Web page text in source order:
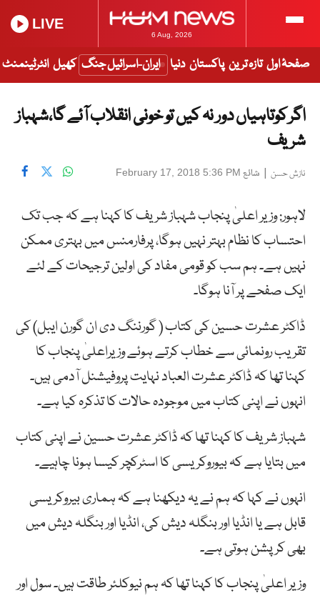
6 Aug, 2026
LIVE
صفحۂ اول تازہ ترین پاکستان دنیا ایران-اسرائیل جنگ کھیل انٹرٹینمنٹ
اگر کوتاہیاں دور نہ کیں تو خونی انقلاب آئے گا،شہباز
شریف
نازش حسن | شائع February 17, 2018 5:36 PM
لاہور: وزیر اعلیٰ پنجاب شہباز شریف کا کہنا ہے کہ جب تک
احتساب کا نظام بہتر نہیں ہوگا، پرفارمنس میں بہتری ممکن
نہیں ہے۔ ہم سب کو قومی مفاد کی اولین ترجیحات کے لئے
ایک صفحے پر آنا ہوگا۔
ڈاکٹر عشرت حسین کی کتاب ( گورننگ دی ان گورن ایبل) کی
تقریب رونمائی سے خطاب کرتے ہوئے وزیراعلیٰ پنجاب کا
کہنا تھا کہ ڈاکٹر عشرت العباد نہایت پروفیشنل آدمی ہیں۔
انہوں نے اپنی کتاب میں موجودہ حالات کا تذکرہ کیا ہے۔
شہباز شریف کا کہنا تھا کہ ڈاکٹر عشرت حسین نے اپنی کتاب
میں بتایا ہے کہ بیوروکریسی کا اسٹرکچر کیسا ہونا چاہیے۔
انہوں نے کہا کہ ہم نے یہ دیکھنا ہے کہ ہماری بیروکریسی
قابل ہے یا انڈیا اور بنگلہ دیش کی، انڈیا اور بنگلہ دیش میں
بھی کرپشن ہوتی ہے۔
وزیر اعلیٰ پنجاب کا کہنا تھا کہ ہم نیوکلئر طاقت ہیں۔ سول اور